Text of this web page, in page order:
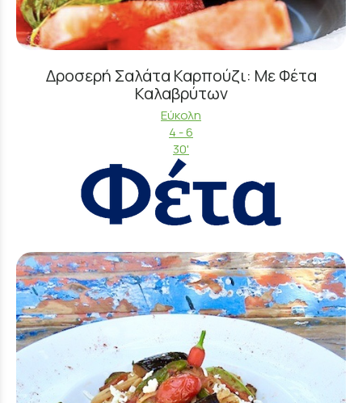
Δροσερή Σαλάτα Καρπούζι: Με Φέτα
Καλαβρύτων
Εύκολη
4 - 6
30'